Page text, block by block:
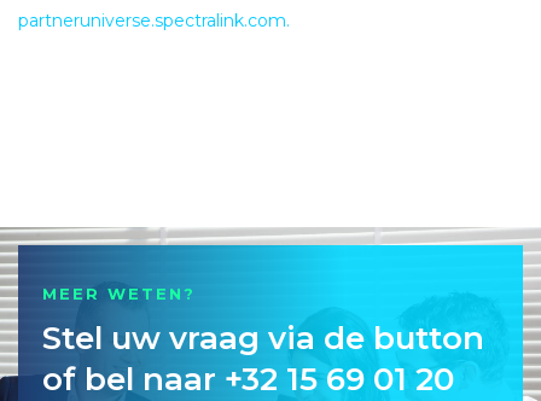
partneruniverse.spectralink.com.
MEER WETEN?
Stel uw vraag via de button
of bel naar +32 15 69 01 20